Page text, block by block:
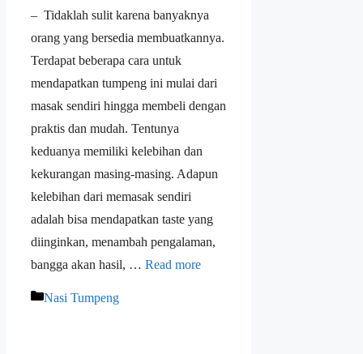
– Tidaklah sulit karena banyaknya
orang yang bersedia membuatkannya.
Terdapat beberapa cara untuk
mendapatkan tumpeng ini mulai dari
masak sendiri hingga membeli dengan
praktis dan mudah. Tentunya
keduanya memiliki kelebihan dan
kekurangan masing-masing. Adapun
kelebihan dari memasak sendiri
adalah bisa mendapatkan taste yang
diinginkan, menambah pengalaman,
bangga akan hasil, … Read more
Nasi Tumpeng